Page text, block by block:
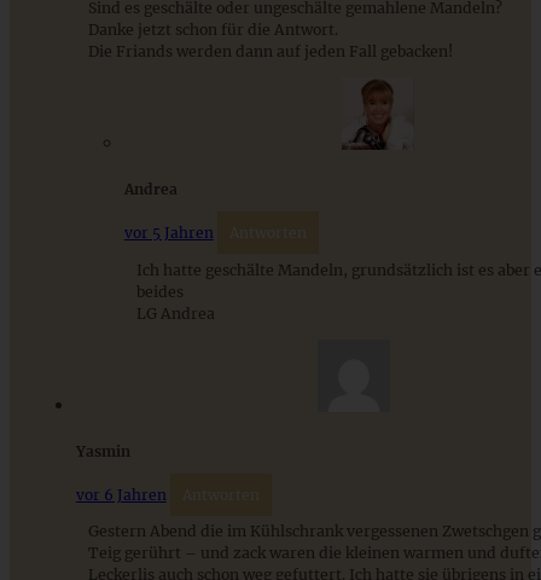
ZUM BEITRAG
ZUM BEITRAG
Sind es geschälte oder ungeschälte gemahlene Mandeln?
Danke jetzt schon für die Antwort.
Die Friands werden dann auf jeden Fall gebacken!
Andrea
vor 5 Jahren Antworten
Ich hatte geschälte Mandeln, grundsätzlich ist es aber
beides
LG Andrea
Yasmin
vor 6 Jahren Antworten
Gestern Abend die im Kühlschrank vergessenen Zwetschgen
Teig gerührt – und zack waren die kleinen warmen und
Leckerlis auch schon weg gefuttert. Ich hatte sie übrigens in